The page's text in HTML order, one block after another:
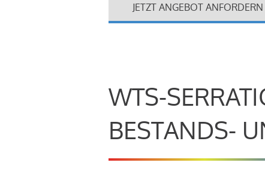
JETZT ANGEBOT ANFORDERN
WTS-
BESTANDS-